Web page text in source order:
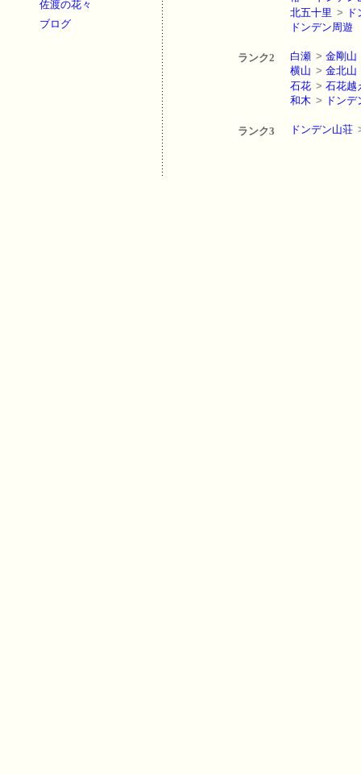
佐渡の花々
ブログ
北五十里 >
ドンデン周遊
ランク2 白瀬 > 金剛山
横山 > 金北山
石花 > 石花越
和木 > ドンデ
ランク3 ドンデン山荘